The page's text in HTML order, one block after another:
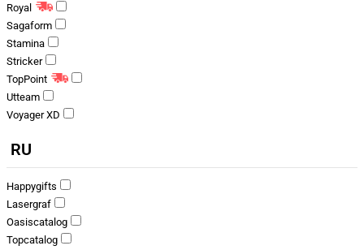
Royal
Sagaform
Stamina
Stricker
TopPoint
Utteam
Voyager XD
RU
Happygifts
Lasergraf
Oasiscatalog
Topcatalog